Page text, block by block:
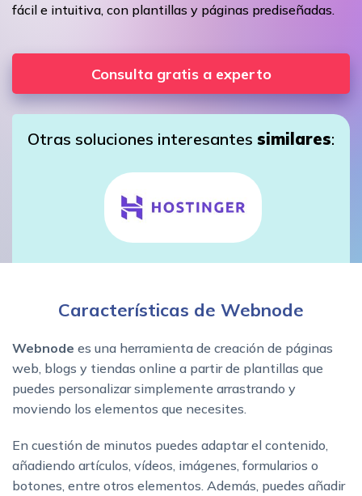
fácil e intuitiva, con plantillas y páginas prediseñadas.
Consulta gratis a experto
Otras soluciones interesantes similares:
Características de Webnode
Webnode es una herramienta de creación de páginas
web, blogs y tiendas online a partir de plantillas que
puedes personalizar simplemente arrastrando y
moviendo los elementos que necesites.
En cuestión de minutos puedes adaptar el contenido,
añadiendo artículos, vídeos, imágenes, formularios o
botones, entre otros elementos. Además, puedes añadir